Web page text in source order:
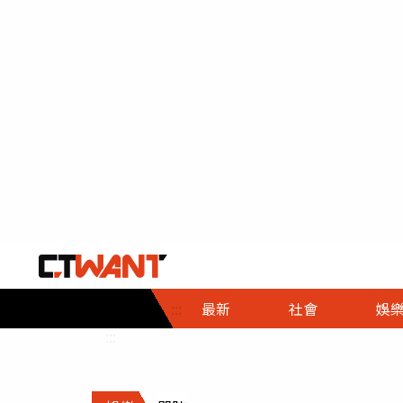
::: 最新 社會
社會首頁
時事
調查
娛樂
娛樂首頁
即時
財經首頁
熱線
政